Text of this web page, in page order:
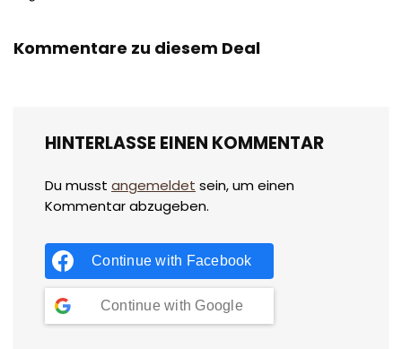
Kommentare zu diesem Deal
HINTERLASSE EINEN KOMMENTAR
Du musst angemeldet sein, um einen
Kommentar abzugeben.
Continue with Facebook
Continue with Google